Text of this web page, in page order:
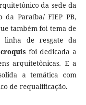
da sede da
da Paraíba/ FIEP PB,
também foi tema de
linha de resgate da
foi dedicada a
arquitetônicas. E a
a temática com
de requalificação.